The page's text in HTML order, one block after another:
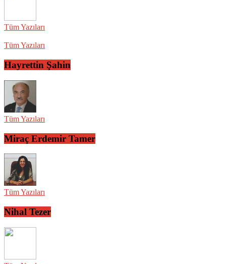
Tüm Yazıları
Tüm Yazıları
Hayrettin Şahin
Tüm Yazıları
Miraç Erdemir Tamer
Tüm Yazıları
Nihal Tezer